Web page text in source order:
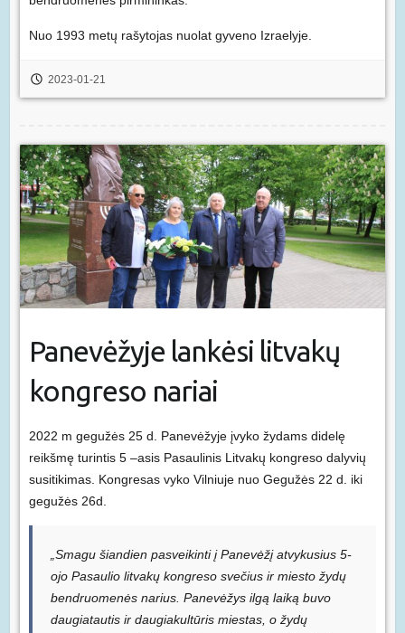
Nuo 1993 metų rašytojas nuolat gyveno Izraelyje.
2023-01-21
Panevėžyje lankėsi litvakų
kongreso nariai
2022 m gegužės 25 d. Panevėžyje įvyko žydams didelę
reikšmę turintis 5 –asis Pasaulinis Litvakų kongreso dalyvių
susitikimas. Kongresas vyko Vilniuje nuo Gegužės 22 d. iki
gegužės 26d.
„Smagu šiandien pasveikinti į Panevėžį atvykusius 5-
ojo Pasaulio litvakų kongreso svečius ir miesto žydų
bendruomenės narius. Panevėžys ilgą laiką buvo
daugiatautis ir daugiakultūris miestas, o žydų